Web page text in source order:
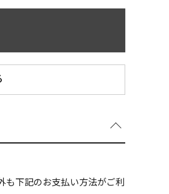
庫あり
も下記のお支払い方法がご利